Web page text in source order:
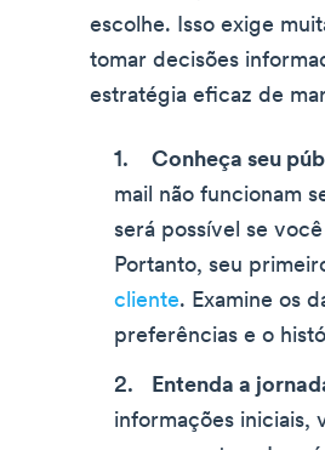
escolhe. Isso exige
tomar decisões
estratégia eficaz de
Conheça seu
mail não funcionam
será possível se
Portanto, seu
cliente. Examine os
preferências e o
Entenda a
informações iniciais,